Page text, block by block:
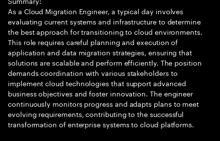
As a Cloud Migration Engineer, a typical day involves
evaluating current systems and infrastructure to determine
the best approach for transitioning to cloud environments.
This role requires careful planning and execution of
application and data migration strategies, ensuring that
solutions are scalable and perform efficiently. The position
demands coordination with various stakeholders to
implement cloud technologies that support advanced
business objectives and foster innovation. The engineer
continuously monitors progress and adapts plans to meet
evolving requirements, contributing to the successful
transformation of enterprise systems to cloud platforms.